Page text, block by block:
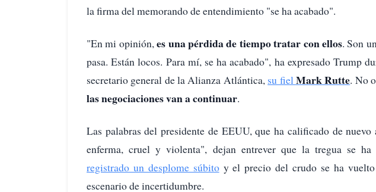
la firma del memorando de entendimiento "se ha acabado".
"En mi opinión,es una pérdida de tiempo tratar con ellos. Son
pasa. Están locos. Para mí, se ha acabado", ha expresado Trump
secretario general de la Alianza Atlántica, su fiel Mark Rutte. No
las negociaciones van a continuar.
Las palabras del presidente de EEUU, que ha calificado de
enferma, cruel y violenta", dejan entrever que la tregua se ha
registrado un desplome súbitoy el precio del crudo se ha
escenario de incertidumbre.